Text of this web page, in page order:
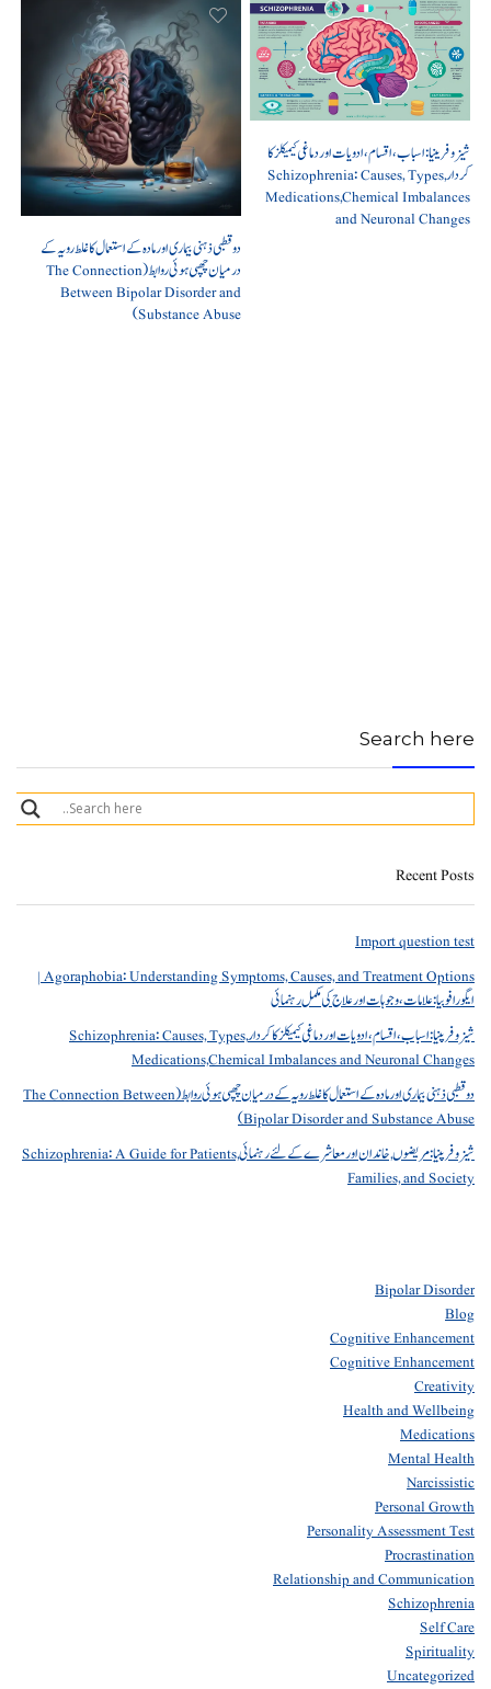
شیزوفرینیا: اسباب، اقسام، ادویات اور دماغی کیمیکلز کا
کردار Schizophrenia: Causes, Types,
Medications,Chemical Imbalances
and Neuronal Changes
دو قطبی ذہنی بیماری اور مادہ کے استعمال کا غلط رویہ کے
درمیان چھپی ہوئی روابط (The Connection
Between Bipolar Disorder and
Substance Abuse)
Search here
Recent Posts
Import question test
Agoraphobia: Understanding Symptoms, Causes, and Treatment Options |
ایگورافوبیا: علامات، وجوہات اور علاج کی مکمل رہنمائی
شیزوفرینیا: اسباب، اقسام، ادویات اور دماغی کیمیکلز کا کردار Schizophrenia: Causes, Types,
Medications,Chemical Imbalances and Neuronal Changes
دو قطبی ذہنی بیماری اور مادہ کے استعمال کا غلط رویہ کے درمیان چھپی ہوئی روابط (The Connection Between
Bipolar Disorder and Substance Abuse)
شیزوفرینیا: مریضوں, خاندان اور معاشرے کے لئے رہنمائی Schizophrenia: A Guide for Patients,
Families, and Society
Bipolar Disorder
Blog
Cognitive Enhancement
Cognitive Enhancement
Creativity
Health and Wellbeing
Medications
Mental Health
Narcissistic
Personal Growth
Personality Assessment Test
Procrastination
Relationship and Communication
Schizophrenia
Self Care
Spirituality
Uncategorized